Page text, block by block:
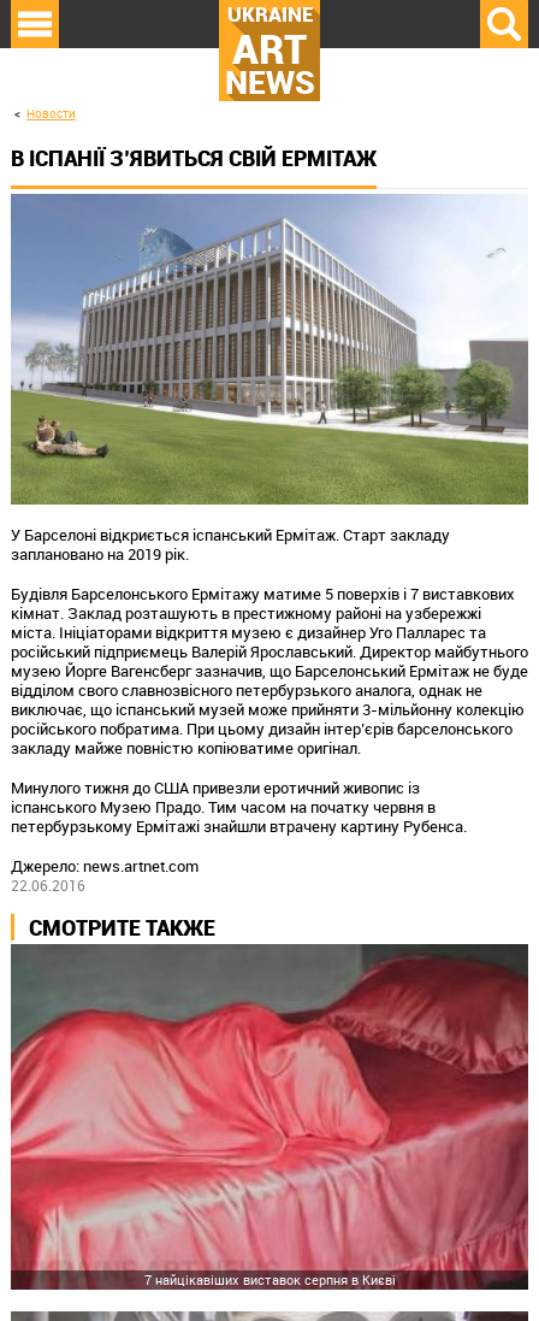
UKRAINE
ART
NEWS
Новости
В ІСПАНІЇ З’ЯВИТЬСЯ СВІЙ ЕРМІТАЖ
У Барселоні відкриється іспанський Ермітаж. Старт закладу
заплановано на 2019 рік.
Будівля Барселонського Ермітажу матиме 5 поверхів і 7 виставкових
кімнат. Заклад розташують в престижному районі на узбережжі
міста. Ініціаторами відкриття музею є дизайнер Уго Палларес та
російський підприємець Валерій Ярославський. Директор майбутнього
музею Йорге Вагенсберг зазначив, що Барселонський Ермітаж не буде
відділом свого славнозвісного петербурзького аналога, однак не
виключає, що іспанський музей може прийняти 3-мільйонну колекцію
російського побратима. При цьому дизайн інтер’єрів барселонського
закладу майже повністю копіюватиме оригінал.
Минулого тижня до США привезли еротичний живопис із
іспанського Музею Прадо. Тим часом на початку червня в
петербурзькому Ермітажі знайшли втрачену картину Рубенса.
Джерело: news.artnet.com
22.06.2016
СМОТРИТЕ ТАКЖЕ
7 найцікавіших виставок серпня в Києві